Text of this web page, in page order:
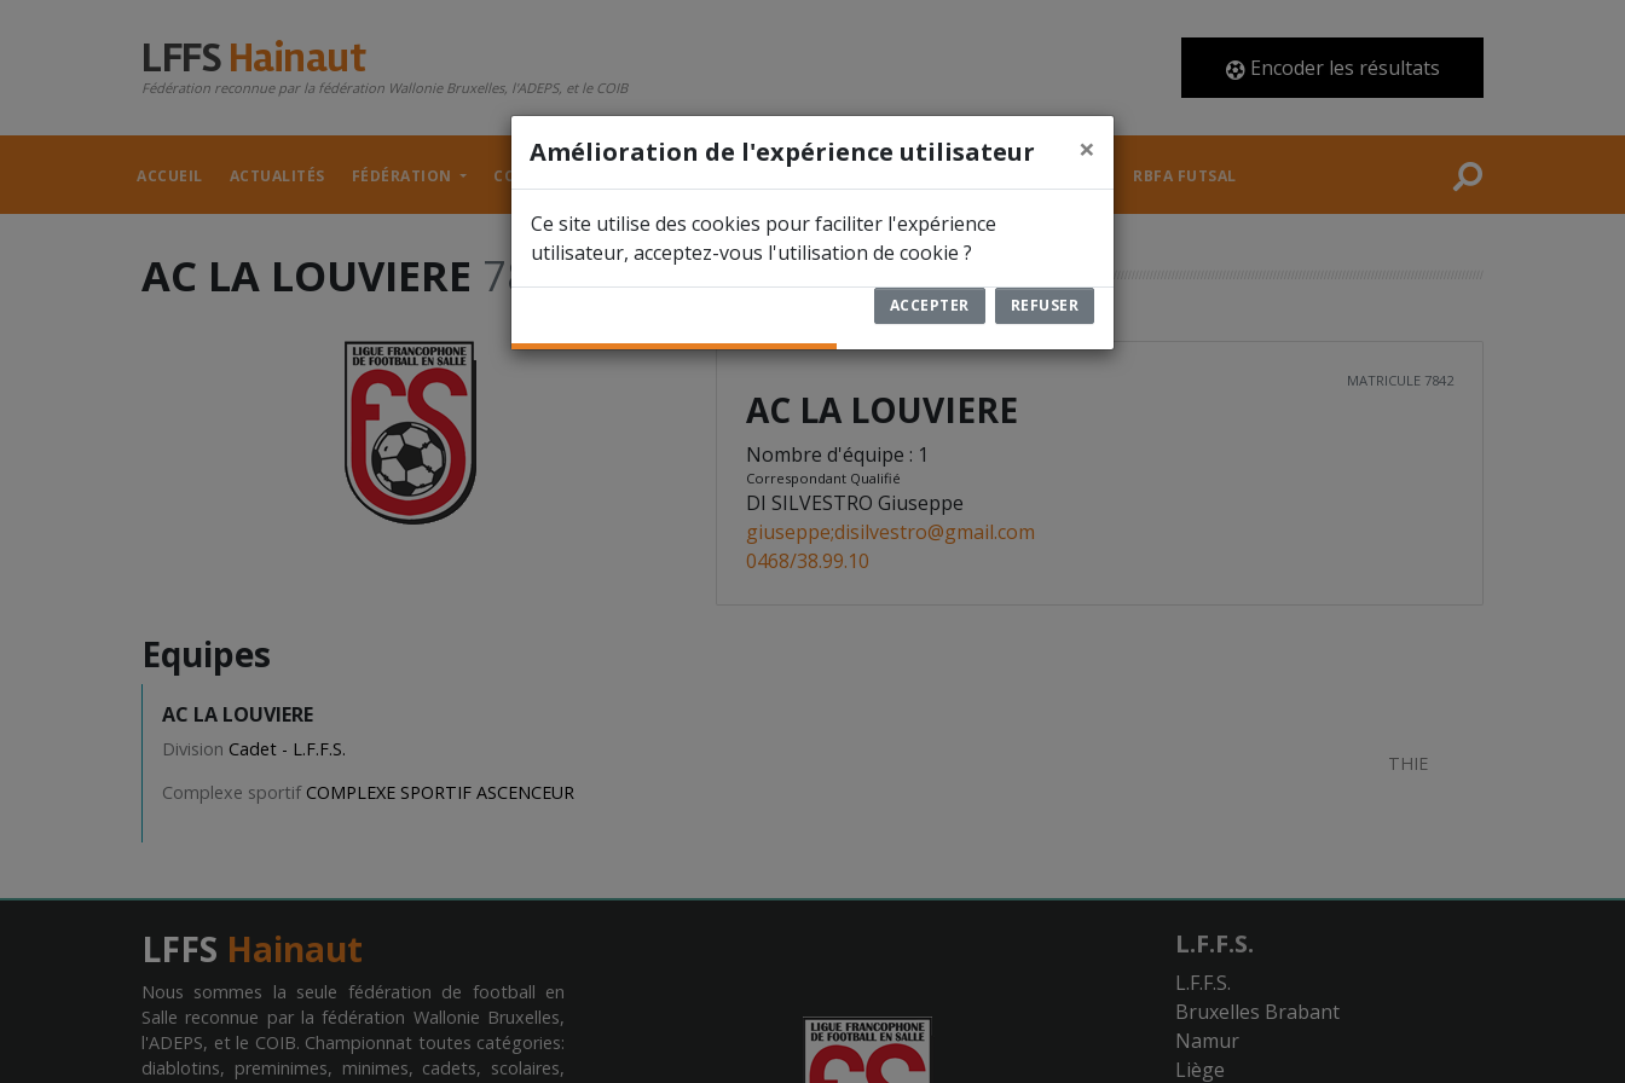
LFFSHainaut
Fédération reconnue par la fédération Wallonie Bruxelles, l'ADEPS, et le COIB
Encoder les résultats
ACCUEIL ACTUALITÉS FÉDÉRATION COMPÉTITIONS RBFA FUTSAL
AC LA LOUVIERE 7842
MATRICULE 7842
AC LA LOUVIERE
Nombre d'équipe : 1
Correspondant Qualifié
DI SILVESTRO Giuseppe
giuseppe;disilvestro@gmail.com
0468/38.99.10
Equipes
AC LA LOUVIERE
Division Cadet - L.F.F.S.
Complexe sportif COMPLEXE SPORTIF ASCENCEUR
THIE
LFFS Hainaut
Nous sommes la seule fédération de football en
Salle reconnue par la fédération Wallonie Bruxelles,
l'ADEPS, et le COIB. Championnat toutes catégories:
diablotins, preminimes, minimes, cadets, scolaires,
L.F.F.S.
L.F.F.S.
Bruxelles Brabant
Namur
Liège
Amélioration de l'expérience utilisateur ×
Ce site utilise des cookies pour faciliter l'expérience
utilisateur, acceptez-vous l'utilisation de cookie ?
ACCEPTER REFUSER
COMPÉTITIONS